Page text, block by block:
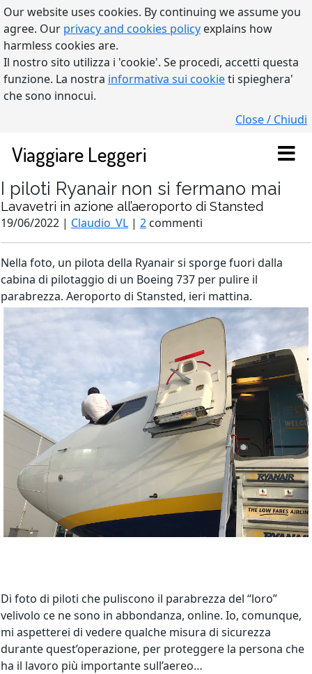
Our website uses cookies. By continuing we assume you
agree. Our privacy and cookies policy explains how
harmless cookies are.
Il nostro sito utilizza i 'cookie'. Se procedi, accetti questa
funzione. La nostra informativa sui cookieti spieghera'
che sono innocui.
Close / Chiudi
Viaggiare Leggeri
I piloti Ryanair non si fermano mai
Lavavetri in azione all’aeroporto di Stansted
19/06/2022 | Claudio_VL | 2 commenti
Nella foto, un pilota della Ryanair si sporge fuori dalla
cabina di pilotaggio di un Boeing 737 per pulire il
parabrezza. Aeroporto di Stansted, ieri mattina.
Di foto di piloti che puliscono il parabrezza del “loro”
velivolo ce ne sono in abbondanza, online. Io, comunque,
mi aspetterei di vedere qualche misura di sicurezza
durante quest’operazione, per proteggere la persona che
ha il lavoro più importante sull’aereo…